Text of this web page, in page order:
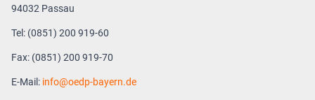
94032 Passau
Tel: (0851) 200 919-60
Fax: (0851) 200 919-70
E-Mail: info oedp-bayern.de